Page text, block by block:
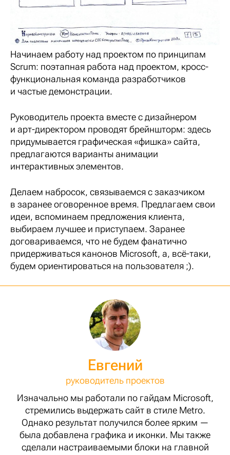
Начинаем работу над проектом по принципам
Scrum: поэтапная работа над проектом, кросс-
функциональная команда разработчиков
и частые демонстрации.
Руководитель проекта вместе с дизайнером
и арт-директором проводят брейншторм: здесь
придумывается графическая «фишка» сайта,
предлагаются варианты анимации
интерактивных элементов.
Делаем набросок, связываемся с заказчиком
в заранее оговоренное время. Предлагаем свои
идеи, вспоминаем предложения клиента,
выбираем лучшее и приступаем. Заранее
договариваемся, что не будем фанатично
придерживаться канонов Microsoft, а, всё-таки,
будем ориентироваться на пользователя ;).
Евгений
руководитель проектов
Изначально мы работали по гайдам Microsoft,
стремились выдержать сайт в стиле Metro.
Однако результат получился более ярким —
была добавлена графика и иконки. Мы также
сделали настраиваемыми блоки на главной